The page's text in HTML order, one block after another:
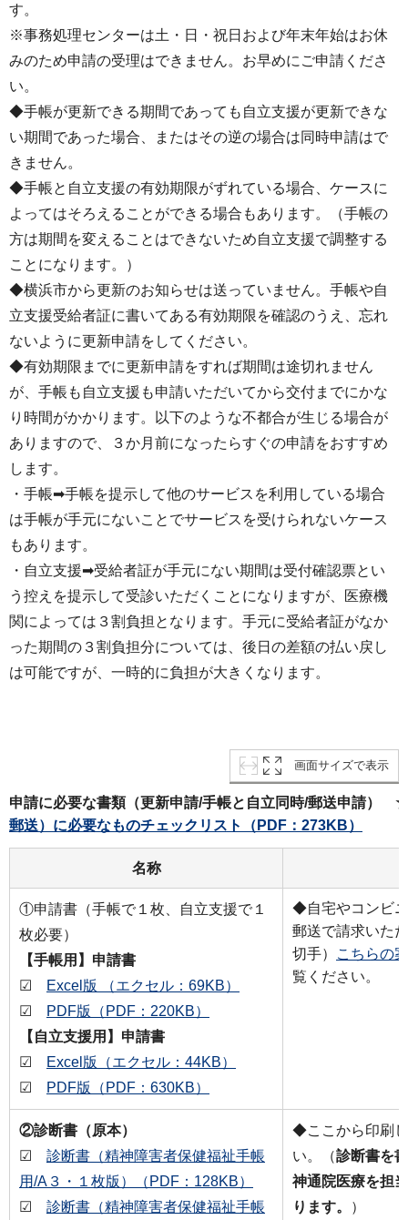
す。
※事務処理センターは土・日・祝日および年末年始はお休
みのため申請の受理はできません。お早めにご申請くださ
い。
◆手帳が更新できる期間であっても自立支援が更新できな
い期間であった場合、またはその逆の場合は同時申請はで
きません。
◆手帳と自立支援の有効期限がずれている場合、ケースに
よってはそろえることができる場合もあります。（手帳の
方は期間を変えることはできないため自立支援で調整する
ことになります。）
◆横浜市から更新のお知らせは送っていません。手帳や自
立支援受給者証に書いてある有効期限を確認のうえ、忘れ
ないように更新申請をしてください。
◆有効期限までに更新申請をすれば期間は途切れません
が、手帳も自立支援も申請いただいてから交付までにかな
り時間がかかります。以下のような不都合が生じる場合が
ありますので、３か月前になったらすぐの申請をおすすめ
します。
・手帳➡手帳を提示して他のサービスを利用している場合
は手帳が手元にないことでサービスを受けられないケース
もあります。
・自立支援➡受給者証が手元にない期間は受付確認票とい
う控えを提示して受診いただくことになりますが、医療機
関によっては３割負担となります。手元に受給者証がなか
った期間の３割負担分については、後日の差額の払い戻し
は可能ですが、一時的に負担が大きくなります。
画面サイズで表示
申請に必要な書類（更新申請/手帳と自立同時/郵送申請）
郵送）に必要なものチェックリスト（PDF：273KB）
名称
①申請書（手帳で１枚、自立支援で１
枚必要）
【手帳用】申請書
☑
Excel版 （エクセル：69KB）
☑
PDF版（PDF：220KB）
【自立支援用】申請書
☑
Excel版（エクセル：44KB）
☑
PDF版（PDF：630KB）
◆自宅やコンビ
郵送で請求いた
切手）
こちらの
覧ください。
②診断書（原本）
☑ 診断書（精神障害者保健福祉手帳
用/A３・１枚版）（PDF：128KB）
☑ 診断書（精神障害者保健福祉手帳
◆ここから印刷
い。（診断書を
神通院医療を担
ります。
）